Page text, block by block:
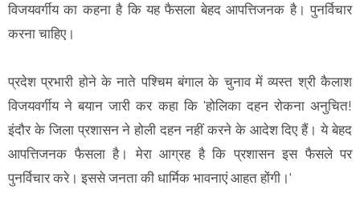
विजयवर्गीय का कहना है कि यह फैसला बेहद आपत्तिजनक है। पुनर्विचार
करना चाहिए।
प्रदेश प्रभारी होने के नाते पश्चिम बंगाल के चुनाव में व्यस्त श्री कैलाश
विजयवर्गीय ने बयान जारी कर कहा कि 'होलिका दहन रोकना अनुचित!
इंदौर के जिला प्रशासन ने होली दहन नहीं करने के आदेश दिए हैं। ये बेहद
आपत्तिजनक फैसला है। मेरा आग्रह है कि प्रशासन इस फैसले पर
पुनर्विचार करे। इससे जनता की धार्मिक भावनाएं आहत होंगी।'